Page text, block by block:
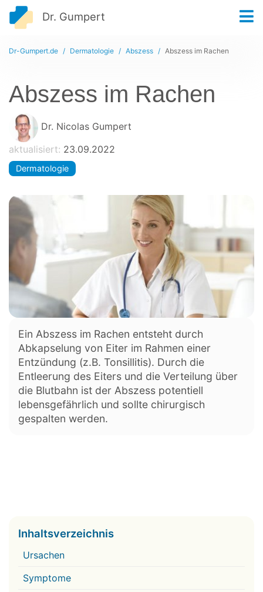
Dr. Gumpert
Dr-Gumpert.de Dermatologie Abszess Abszess im Rachen
Abszess im Rachen
Dr. Nicolas Gumpert
aktualisiert: 23.09.2022
Dermatologie
Ein Abszess im Rachen entsteht durch
Abkapselung von Eiter im Rahmen einer
Entzündung (z.B. Tonsillitis). Durch die
Entleerung des Eiters und die Verteilung über
die Blutbahn ist der Abszess potentiell
lebensgefährlich und sollte chirurgisch
gespalten werden.
Inhaltsverzeichnis
Ursachen
Symptome